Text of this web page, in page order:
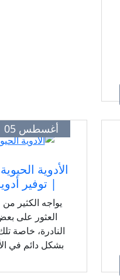
أغسطس 05
الأدوية
| توفير
يواجه الكثير
العثور على بعض
النادرة، خاصة
بشكل دائم في
مجموعة توفير
المتكاملة